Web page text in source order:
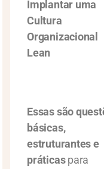
Implantar uma
Cultura
Organizacional
Lean
Essas são
básicas,
estruturantes e
práticaspara